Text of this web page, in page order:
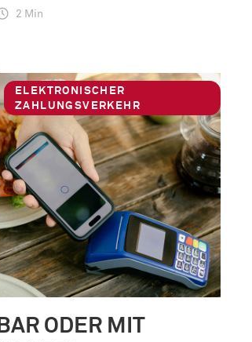
2 Min
ELEKTRONISCHER
ZAHLUNGSVERKEHR
BAR ODER MIT